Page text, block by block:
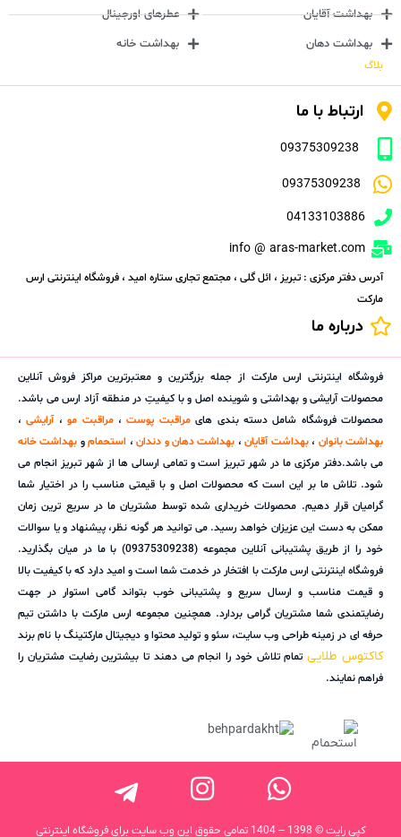
بهداشت آقایان
بهداشت دهان
عطرهای اورجینال
بهداشت خانه
بلاگ
ارتباط با ما
09375309238
09375309238
04133103886
info @ aras-market.com
آدرس دفتر مرکزی : تبریز ، ائل گلی ، مجتمع تجاری ستاره امید ، فروشگاه اینترنتی ارس
مارکت
درباره ما
فروشگاه اینترنتی ارس مارکت از جمله بزرگترین و معتبرترین مراکز فروش آنلاین
محصولات آرایشی و بهداشتی و شوینده اصل و با کیفیتِ در منطقه آزاد ارس می باشد.
محصولات فروشگاه شامل دسته بندی هایمراقبت پوست،مراقبت مو،آرایشی،
بهداشت بانوان ،بهداشت آقایان، بهداشت دهان و دندان، استحمامو بهداشت خانه
می باشد.دفتر مرکزی ما در شهر تبریز است و تمامی ارسالی ها از شهر تبریز انجام می
شود. تلاش ما بر این است که محصولات اصل و با قیمتی مناسب را در اختیار شما
گرامیان قرار دهیم. محصولات خریداری شده توسط مشتریان ما در سریع ترین زمان
ممکن به دست این عزیزان خواهد رسید. می توانید هر گونه نظر، پیشنهاد و یا سوالات
خود را از طریق پشتیبانی آنلاین مجموعه (09375309238) با ما در میان بگذارید.
فروشگاه اینترنتی ارس مارکت با افتخار در خدمت شما است و امید دارد که با کیفیت بالا
و قیمت مناسب و ارسال سریع و پشتیبانی خوب بتواند گامی استوار در جهت
رضایتمندی شما مشتریان گرامی بردارد. همچنین مجموعه ارس مارکت با داشتن تیم
حرفه ای در زمینه طراحی وب سایت، سئو و تولید محتوا و دیجیتال مارکتینگ با نام برند
کاکتوس طلاییتمام تلاش خود را انجام می دهند تا بیشترین رضایت مشتریان را
فراهم نمایند.
کپی رایت © 1398 – 1404 تمامی حقوق این وب سایت برای فروشگاه اینترنتی